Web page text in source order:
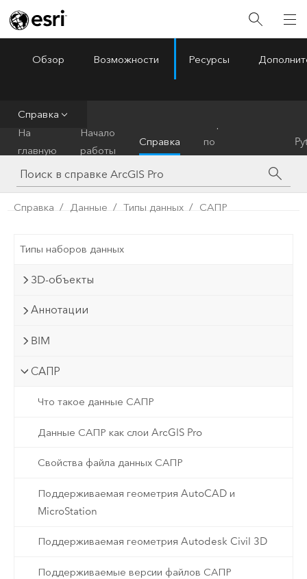
ArcGIS Pro
Обзор Возможности Ресурсы
Справка
На
главную
Начало
работы
Справка
по
инструментам
Справка Данные Типы данных САПР
Типы наборов данных
3D-объекты
Аннотации
BIM
САПР
Что такое данные САПР
Данные САПР как слои ArcGIS Pro
Свойства файла данных САПР
Поддерживаемая геометрия AutoCAD и
MicroStation
Поддерживаемая геометрия Autodesk Civil 3D
Поддерживаемые версии файлов САПР